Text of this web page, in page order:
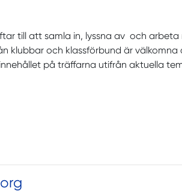
till att samla in, lyssna av och
klubbar och klassförbund är
på träffarna utifrån aktuella